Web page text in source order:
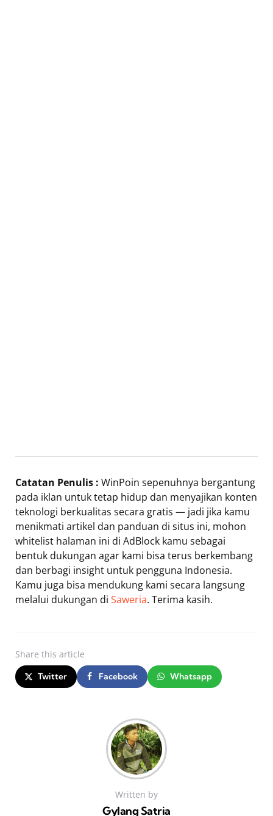
Catatan Penulis : WinPoin sepenuhnya bergantung
pada iklan untuk tetap hidup dan menyajikan konten
teknologi berkualitas secara gratis — jadi jika kamu
menikmati artikel dan panduan di situs ini, mohon
whitelist halaman ini di AdBlock kamu sebagai
bentuk dukungan agar kami bisa terus berkembang
dan berbagi insight untuk pengguna Indonesia.
Kamu juga bisa mendukung kami secara langsung
melalui dukungan di Saweria. Terima kasih.
Share this article
Twitter Facebook Whatsapp
Written by
Gylang Satria